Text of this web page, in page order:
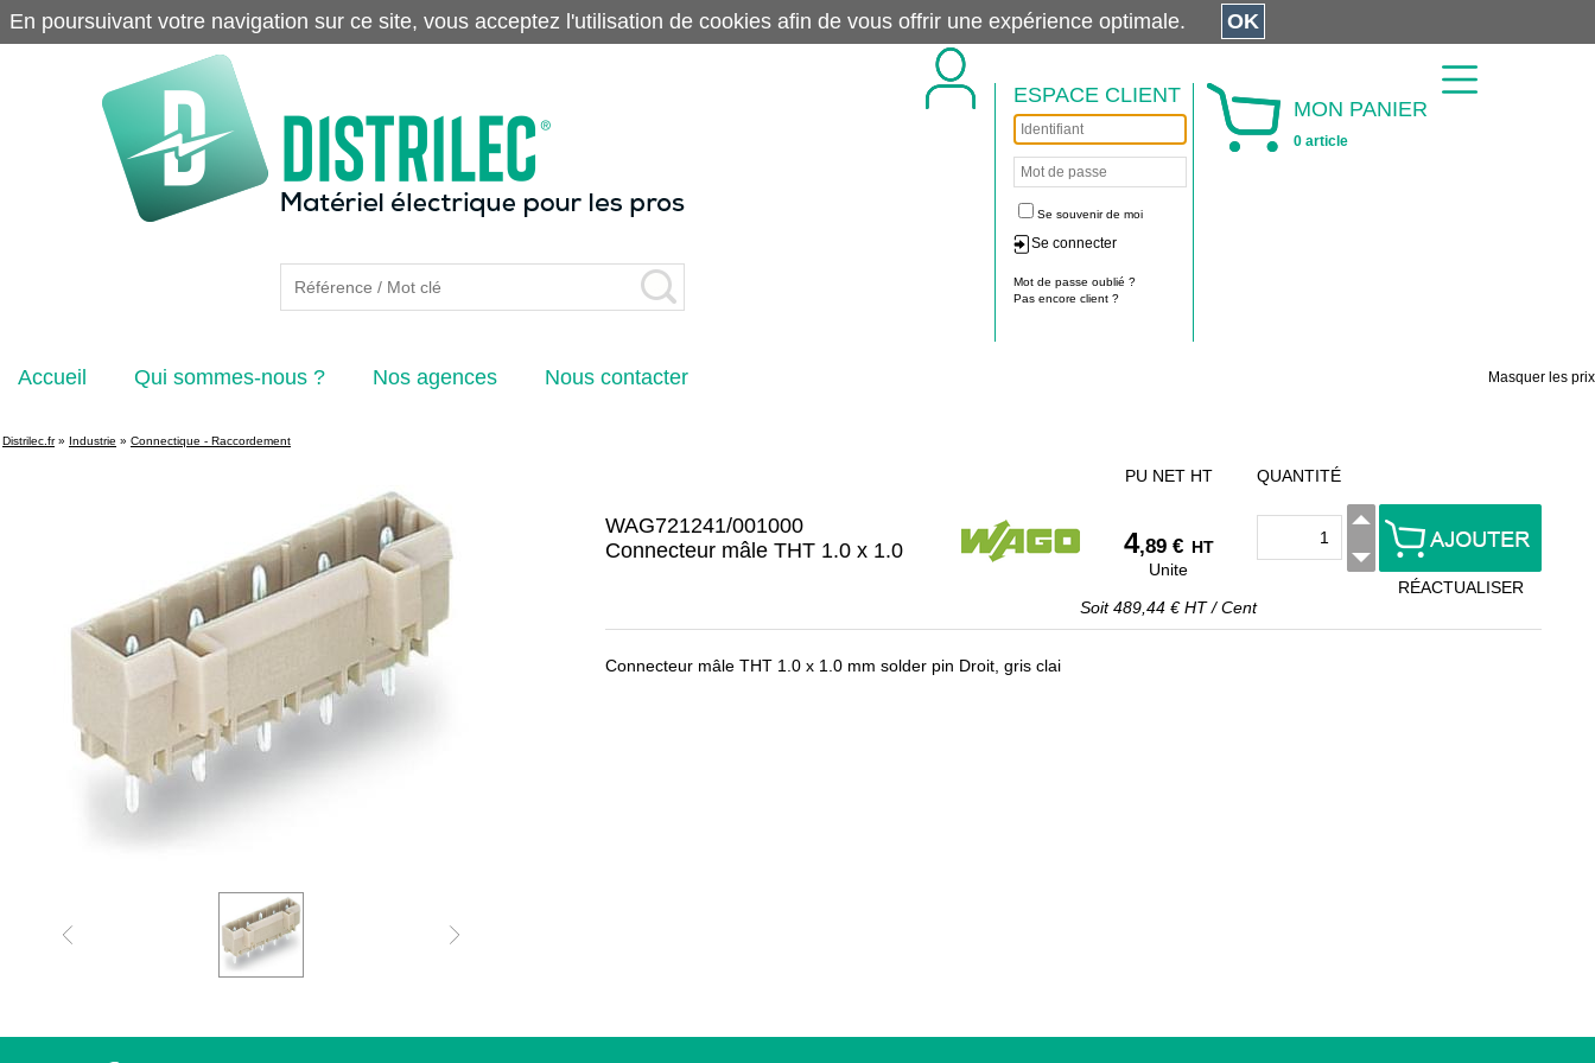
ESPACE CLIENT
Se souvenir de moi
Se connecter
Mot de passe oublié ?
Pas encore client ?
MON PANIER
0 article
Accueil Qui sommes-nous ? Nos agences Nous contacter Masquer les prix
Distrilec.fr» Industrie » Connectique - Raccordement
WAG721241/001000
Connecteur mâle THT 1.0 x 1.0
PU NET HT
4,89 € HT
Unite
Soit489,44 € HT/Cent
QUANTITÉ
RÉACTUALISER
Connecteur mâle THT 1.0 x 1.0 mm solder pin Droit, gris clai
En poursuivant votre navigation sur ce site, vous acceptez l'utilisation de cookies afin de vous offrir une expérience optimale. OK